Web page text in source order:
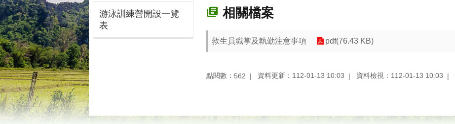
游泳訓練營開設一覽
表
相關檔案
救生員職掌及執勤注意事項 pdf(76.43 KB)
點閱數： 562 資料更新：112-01-13 10:03 資料檢視：112-01-13 10:03